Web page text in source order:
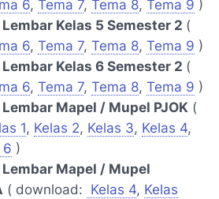
6, Tema 7, Tema 8, Tema 9 )
Lembar Kelas 5 Semester 2 (
6, Tema 7, Tema 8, Tema 9 )
Lembar Kelas 6 Semester 2 (
6, Tema 7, Tema 8, Tema 9 )
Lembar Mapel / Mupel PJOK (
1, Kelas 2, Kelas 3, Kelas 4,
6 )
Lembar Mapel / Mupel
( download: Kelas 4, Kelas